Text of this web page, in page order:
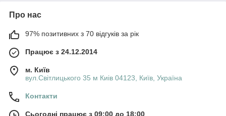
Про нас
97% позитивних з 70 відгуків за рік
Працює з 24.12.2014
м. Київ
вул.Світлицького 35 м Киів 04123, Київ, Україна
Контакти
Сьогодні працює з 09:00 до 18:00